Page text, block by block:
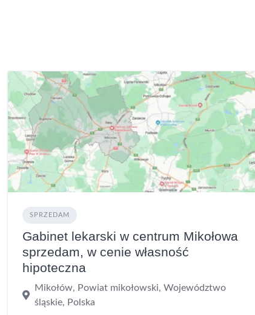
SPRZEDAM
Gabinet lekarski w centrum Mikołowa
sprzedam, w cenie własność
hipoteczna
Mikołów, Powiat mikołowski, Województwo
śląskie, Polska